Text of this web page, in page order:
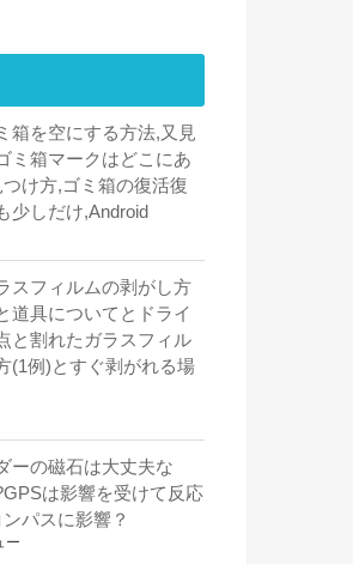
箱を空にする方法,又見
ミ箱マークはどこにあ
け方,ゴミ箱の復活復
少しだけ,Android
スフィルムの剥がし方
道具についてとドライ
と割れたガラスフィル
(1例)とすぐ剥がれる場
ーの磁石は大丈夫な
は影響を受けて反応
パスに影響？
ー